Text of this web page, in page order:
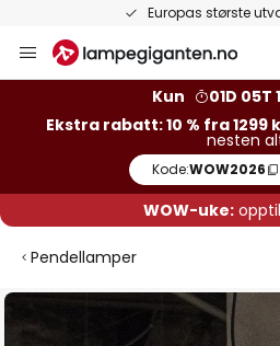
Europas største
Hopp
til
Kun
01D 05T
Ekstra rabatt: 10 % fra 1299
nesten
Kode:WOW2026
WOW-uke:
Pendellamper
Gå